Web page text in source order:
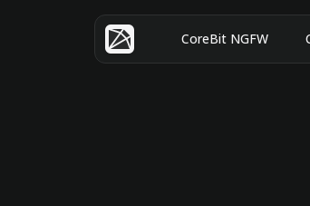
CoreBit NGFW